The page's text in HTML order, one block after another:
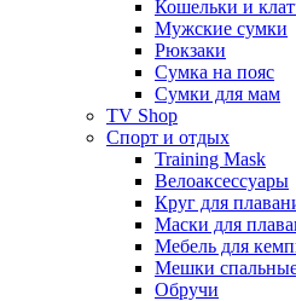
Кошельки и
Мужские сумки
Рюкзаки
Сумка на пояс
Сумки для мам
TV Shop
Спорт и отдых
Training Mask
Велоаксессуары
Круг для
Маски для
Мебель для
Мешки
Обручи